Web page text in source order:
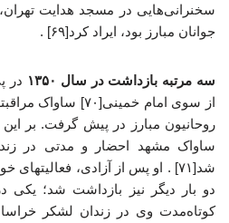
سخنرانی‌هایی در مسجد هدایت
جوانان مبارز بود، ایراد کرد[۶۹] .
سه مرتبه بازداشت در سال ۱۳۵۰
از سوی امام
ساواک مشهد احضار و مدتی در
شد[۷۱] . او پس از آزادی،